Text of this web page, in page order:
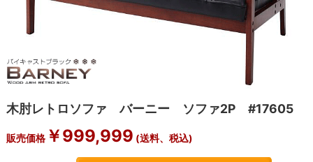
木肘レトロソファ バーニー ソファ2P #17605
販売価格￥999,999 (送料、税込)